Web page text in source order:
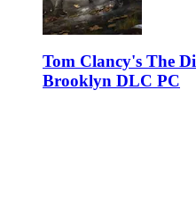
Tom Clancy's The
Brooklyn DLC PC